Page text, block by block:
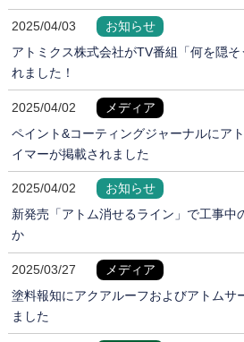
2025/04/03
お知らせ
アトミクス株式会社がTV番組「何を隠
れました！
2025/04/02
メディア
ペイント&コーティングジャーナルにア
イマーが掲載されました
2025/04/02
お知らせ
新発売「アトム消せるライン」で工事中
か
2025/03/27
メディア
塗料報知にアクアルーフおよびアトムサ
ました